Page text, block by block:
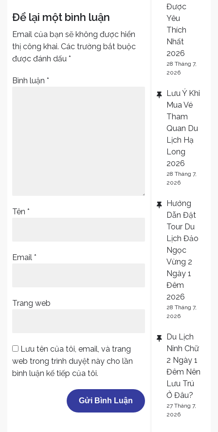
Để lại một bình luận
Email của bạn sẽ không được hiển
thị công khai. Các trường bắt buộc
được đánh dấu *
Bình luận *
Tên *
Email *
Trang web
Lưu tên của tôi, email, và trang
web trong trình duyệt này cho lần
bình luận kế tiếp của tôi.
Được
Yêu
Thích
Nhất
2026
28 Tháng 7,
2026
Lưu Ý Khi
Mua Vé
Tham
Quan Du
Lịch Hạ
Long
2026
28 Tháng 7,
2026
Hướng
Dẫn Đặt
Tour Du
Lịch Đảo
Ngọc
Vừng 2
Ngày 1
Đêm
2026
28 Tháng 7,
2026
Du Lịch
Ninh Chữ
2 Ngày 1
Đêm Nên
Lưu Trú
Ở Đâu?
27 Tháng 7,
2026